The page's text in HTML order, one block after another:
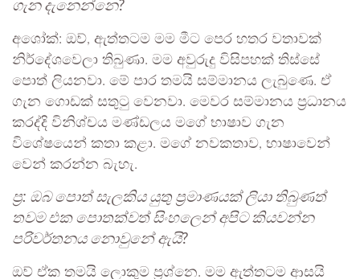
ගැන දැනෙන්නෙ?
අශෝක්: ඔව්, ඇත්තටම මම මීට පෙර හතර වතාවක්
නිර්දේශවෙලා තිබුණා. මම අවුරුදු විසිපහක් තිස්සේ
පොත් ලියනවා. මේ පාර තමයි සම්මානය ලැබුණෙ. ඒ
ගැන ගොඩක් සතුටු වෙනවා. මෙවර සම්මානය ප්‍රධානය
කරද්දි විනිශ්චය මණ්ඩලය මගේ භාෂාව ගැන
විශේෂයෙන් කතා කළා. මගේ නවකතාව, භාෂාවෙන්
වෙන් කරන්න බැහැ.
ප්‍ර: ඔබ පොත් සැලකිය යුතු ප්‍රමාණයක් ලියා තිබුණත්
තවම එක පොතක්වත් සිංහලෙන් අපිට කියවන්න
පරිවර්තනය නොවුනේ ඇයි?
ඔව් ඒක තමයි ලොකුම ප්‍රශ්නෙ. මම ඇත්තටම ආසයි